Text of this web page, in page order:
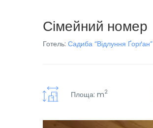
Сімейний номер
Готель: Садиба “Відлуння Ґорґан”
Площа: m2